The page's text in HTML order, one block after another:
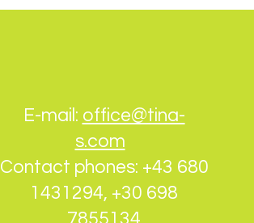
E-mail: office@tina-
s.com
Contact phones: +43 680
1431294, +30 698
7855134